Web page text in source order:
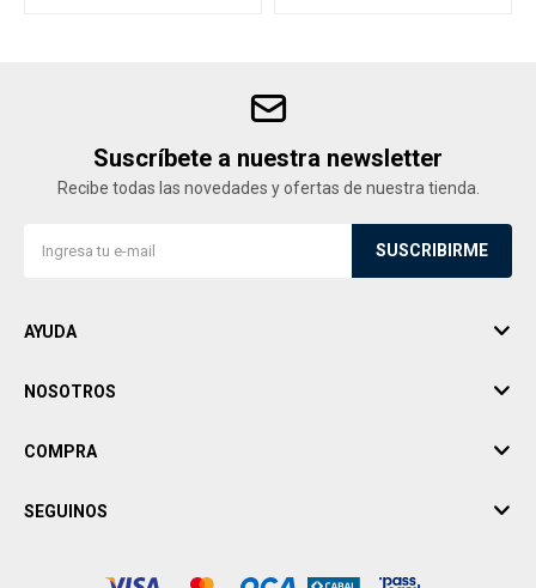
Suscríbete a nuestra newsletter
Recibe todas las novedades y ofertas de nuestra tienda.
SUSCRIBIRME
AYUDA
NOSOTROS
COMPRA
SEGUINOS